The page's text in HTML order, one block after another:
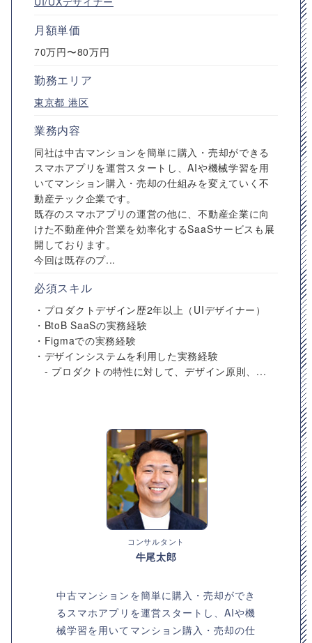
月額単価
70万円〜80万円
勤務エリア
東京都 港区
業務内容
同社は中古マンションを簡単に購入・売却ができる
スマホアプリを運営スタートし、AIや機械学習を用
いてマンション購入・売却の仕組みを変えていく不
動産テック企業です。
既存のスマホアプリの運営の他に、不動産企業に向
けた不動産仲介営業を効率化するSaaSサービスも展
開しております。
今回は既存のプ...
必須スキル
・プロダクトデザイン歴2年以上（UIデザイナー）
・BtoB SaaSの実務経験
・Figmaでの実務経験
・デザインシステムを利用した実務経験
- プロダクトの特性に対して、デザイン原則、...
コンサルタント
牛尾太郎
中古マンションを簡単に購入・売却ができ
るスマホアプリを運営スタートし、AIや機
械学習を用いてマンション購入・売却の仕